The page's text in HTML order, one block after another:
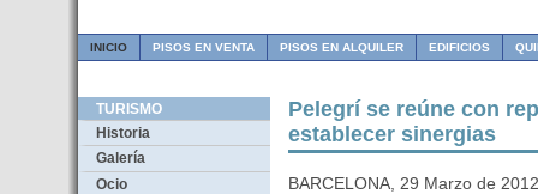
INICIO PISOS EN VENTA PISOS EN ALQUILER EDIFICIOS
TURISMO
Historia
Galería
Ocio
Pelegrí se reúne con
establecer sinergias
BARCELONA, 29 Marzo de 2012